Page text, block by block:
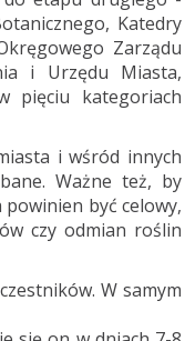
Katedry
Zarządu
i Urzędu Miasta,
pięciu kategoriach
i wśród innych
Ważne też, by
być celowy,
czy odmian roślin
W samym